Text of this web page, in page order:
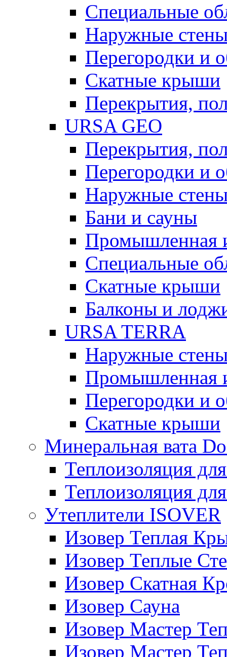
Специальные
Наружные
Перегородки и
Скатные крыши
Перекрытия,
URSA GEO
Перекрытия,
Перегородки и
Наружные
Бани и сауны
Промышленная
Специальные
Скатные крыши
Балконы и
URSA TERRA
Наружные
Промышленная
Перегородки и
Скатные крыши
Минеральная вата
Теплоизоляция
Теплоизоляция
Утеплители ISOVER
Изовер Теплая
Изовер Теплые
Изовер Скатная
Изовер Сауна
Изовер Мастер
Изовер Мастер